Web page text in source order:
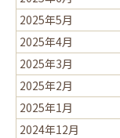
2025年5月
2025年4月
2025年3月
2025年2月
2025年1月
2024年12月